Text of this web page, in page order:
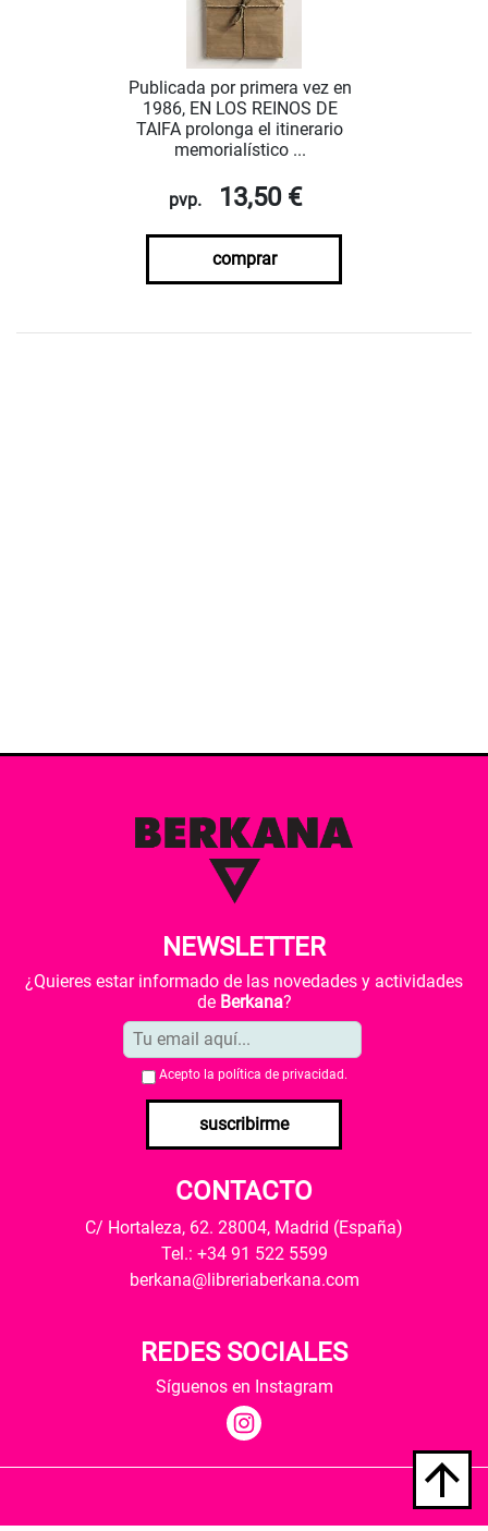
Publicada por primera vez en
1986, EN LOS REINOS DE
TAIFA prolonga el itinerario
memorialístico ...
pvp. 13,50 €
comprar
NEWSLETTER
¿Quieres estar informado de las novedades y actividades
de Berkana?
Acepto la política de privacidad .
suscribirme
CONTACTO
C/ Hortaleza, 62. 28004, Madrid (España)
Tel.: +34 91 522 5599
berkana@libreriaberkana.com
REDES SOCIALES
Síguenos en Instagram